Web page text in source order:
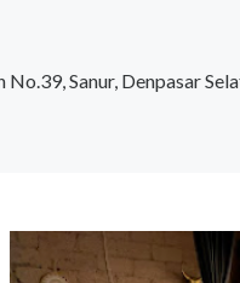
No.39, Sanur, Denpasar